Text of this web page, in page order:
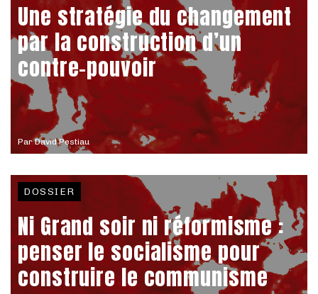
ParDavid Pestiau
Une stratégie du changement
par la construction d’un
contre-pouvoir
DOSSIER
Ni Grand soir ni réformisme :
penser le socialisme pour
construire le communisme